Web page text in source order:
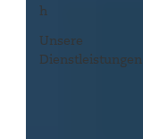
h
Unsere
Dienstleistungen